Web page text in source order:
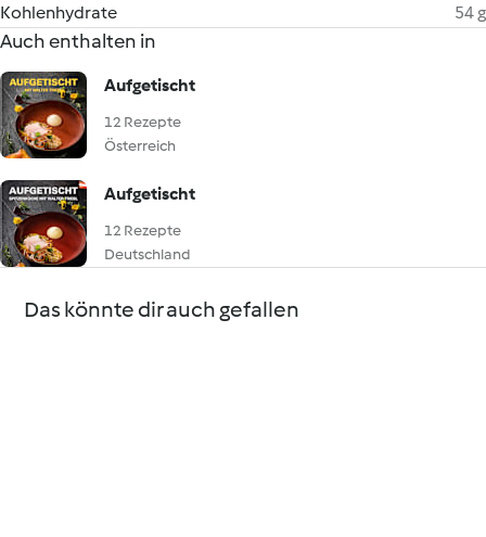
Kohlenhydrate
54 g
Auch enthalten in
Aufgetischt
12 Rezepte
Österreich
Aufgetischt
12 Rezepte
Deutschland
Das könnte dir auch gefallen